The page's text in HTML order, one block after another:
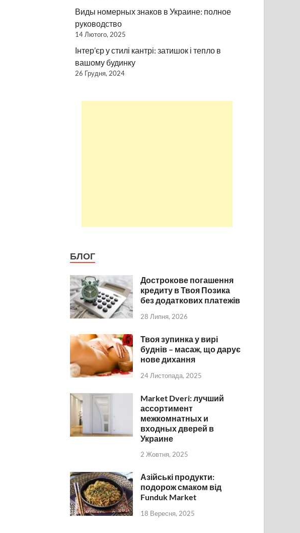
Виды номерных знаков в Украине: полное
руководство
14 Лютого, 2025
Інтер’єр у стилі кантрі: затишок і тепло в
вашому будинку
26 Грудня, 2024
БЛОГ
Дострокове погашення
кредиту в Твоя Позика
без додаткових платежів
28 Липня, 2026
Твоя зупинка у вирі
буднів – масаж, що дарує
нове дихання
24 Листопада, 2025
Market Dveri: лучший
ассортимент
межкомнатных и
входных дверей в
Украине
2 Жовтня, 2025
Азійські продукти:
подорож смаком від
Funduk Market
18 Вересня, 2025